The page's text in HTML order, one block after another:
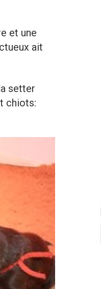
et une
ait
setter
chiots: